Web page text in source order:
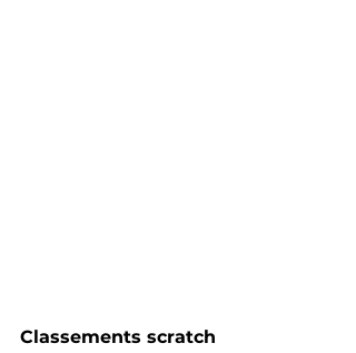
Classements scratch